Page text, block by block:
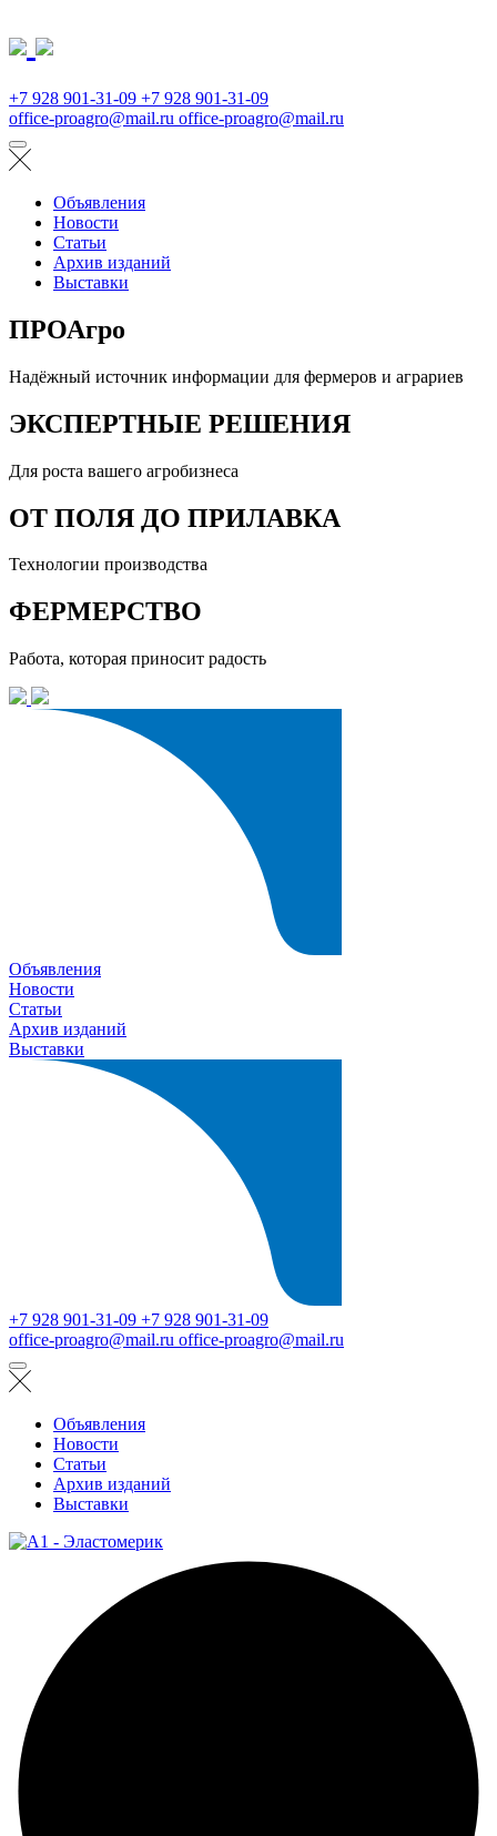
+7 928 901-31-09 +7 928 901-31-09
office-proagro@mail.ru office-proagro@mail.ru
Объявления
Новости
Статьи
Архив изданий
Выставки
ПРОАгро
Надёжный источник информации для фермеров и аграриев
ЭКСПЕРТНЫЕ РЕШЕНИЯ
Для роста вашего агробизнеса
ОТ ПОЛЯ ДО ПРИЛАВКА
Технологии производства
ФЕРМЕРСТВО
Работа, которая приносит радость
Объявления
Новости
Статьи
Архив изданий
Выставки
+7 928 901-31-09 +7 928 901-31-09
office-proagro@mail.ru office-proagro@mail.ru
Объявления
Новости
Статьи
Архив изданий
Выставки